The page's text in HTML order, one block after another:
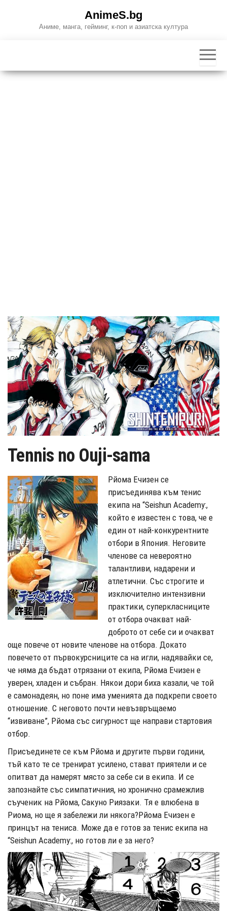
AnimeS.bg
Аниме, манга, гейминг, к-поп и азиатска култура
Tennis no Ouji-sama
Рйома Ечизен се
присъединява към тенис
екипа на “Seishun Academy:,
който е известен с това, че е
един от най-конкурентните
отбори в Япония. Неговите
членове са невероятно
талантливи, надарени и
атлетични. Със строгите и
изключително интензивни
практики, суперкласниците
от отбора очакват най-
доброто от себе си и очакват
още повече от новите членове на отбора. Докато
повечето от първокурсниците са на игли, надявайки се,
че няма да бъдат отрязани от екипа, Рйома Ечизен е
уверен, хладен и събран. Някои дори биха казали, че той
е самонадеян, но поне има уменията да подкрепи своето
отношение. С неговото почти невъзвръщаемо
“извиване”, Рйома със сигурност ще направи стартовия
отбор.
Присъединете се към Рйома и другите първи години,
тъй като те се тренират усилено, стават приятели и се
опитват да намерят място за себе си в екипа. И се
запознайте със симпатичния, но хронично срамежлив
съученик на Рйома, Сакуно Риязаки. Тя е влюбена в
Риома, но ще я забележи ли някога?Рйома Ечизен е
принцът на тениса. Може да е готов за тенис екипа на
“Seishun Academy:, но готов ли е за него?